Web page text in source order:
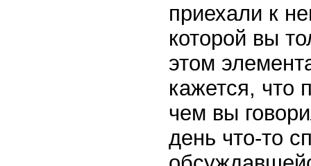
приехали к
которой вы
этом
кажется, что
чем вы
день что-то